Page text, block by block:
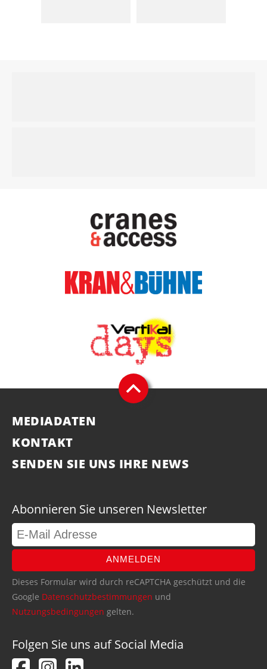
MEDIADATEN
KONTAKT
SENDEN SIE UNS IHRE NEWS
Abonnieren Sie unseren Newsletter
ANMELDEN
Dieses Formular wird durch reCAPTCHA geschützt und die
Google Datenschutzbestimmungen und
Nutzungsbedingungen gelten.
Folgen Sie uns auf Social Media